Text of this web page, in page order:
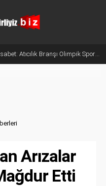
Bakan Yumaklı Açıkladı: Temmuz Ayında 107 Bini Aşkın Gıda Denetimi Yapıldı
i
Arızalar
Etti